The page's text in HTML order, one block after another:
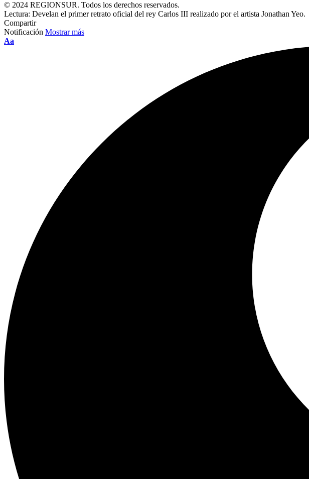
© 2024 REGIONSUR. Todos los derechos reservados.
Lectura: Develan el primer retrato oficial del rey Carlos III realizado por el artista Jonathan Yeo.
Compartir
Notificación Mostrar más
Aa